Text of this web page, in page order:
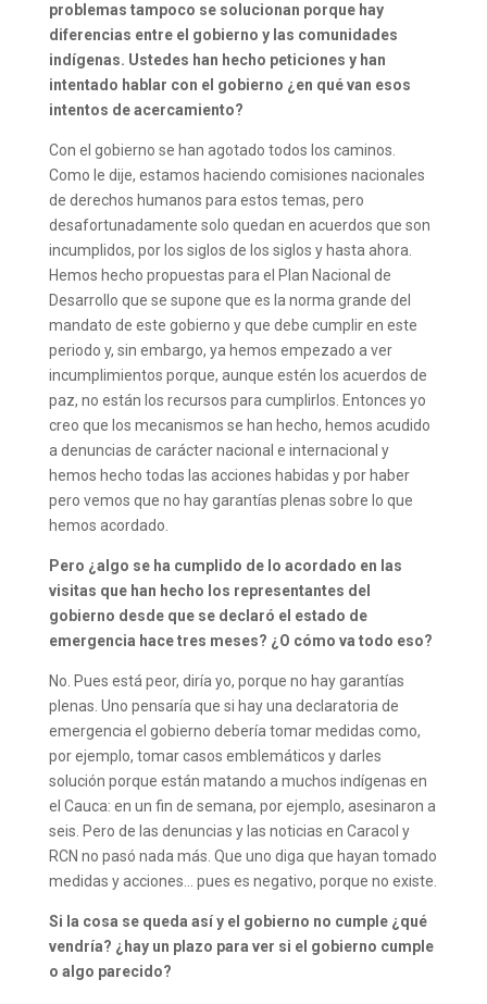
problemas tampoco se solucionan porque hay
diferencias entre el gobierno y las comunidades
indígenas. Ustedes han hecho peticiones y han
intentado hablar con el gobierno ¿en qué van esos
intentos de acercamiento?
Con el gobierno se han agotado todos los caminos.
Como le dije, estamos haciendo comisiones nacionales
de derechos humanos para estos temas, pero
desafortunadamente solo quedan en acuerdos que son
incumplidos, por los siglos de los siglos y hasta ahora.
Hemos hecho propuestas para el Plan Nacional de
Desarrollo que se supone que es la norma grande del
mandato de este gobierno y que debe cumplir en este
periodo y, sin embargo, ya hemos empezado a ver
incumplimientos porque, aunque estén los acuerdos de
paz, no están los recursos para cumplirlos. Entonces yo
creo que los mecanismos se han hecho, hemos acudido
a denuncias de carácter nacional e internacional y
hemos hecho todas las acciones habidas y por haber
pero vemos que no hay garantías plenas sobre lo que
hemos acordado.
Pero ¿algo se ha cumplido de lo acordado en las
visitas que han hecho los representantes del
gobierno desde que se declaró el estado de
emergencia hace tres meses? ¿O cómo va todo eso?
No. Pues está peor, diría yo, porque no hay garantías
plenas. Uno pensaría que si hay una declaratoria de
emergencia el gobierno debería tomar medidas como,
por ejemplo, tomar casos emblemáticos y darles
solución porque están matando a muchos indígenas en
el Cauca: en un fin de semana, por ejemplo, asesinaron a
seis. Pero de las denuncias y las noticias en Caracol y
RCN no pasó nada más. Que uno diga que hayan tomado
medidas y acciones… pues es negativo, porque no existe.
Si la cosa se queda así y el gobierno no cumple ¿qué
vendría? ¿hay un plazo para ver si el gobierno cumple
o algo parecido?